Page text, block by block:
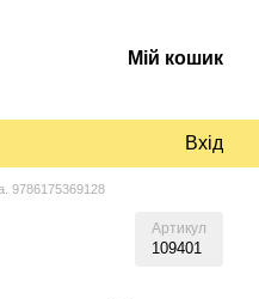
Мій кошик
Вхід
9786175369128
Артикул
109401